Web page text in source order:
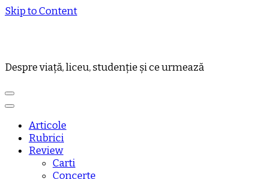
Skip to Content
Despre viață, liceu, studenție și ce urmează
Articole
Rubrici
Review
Carti
Concerte